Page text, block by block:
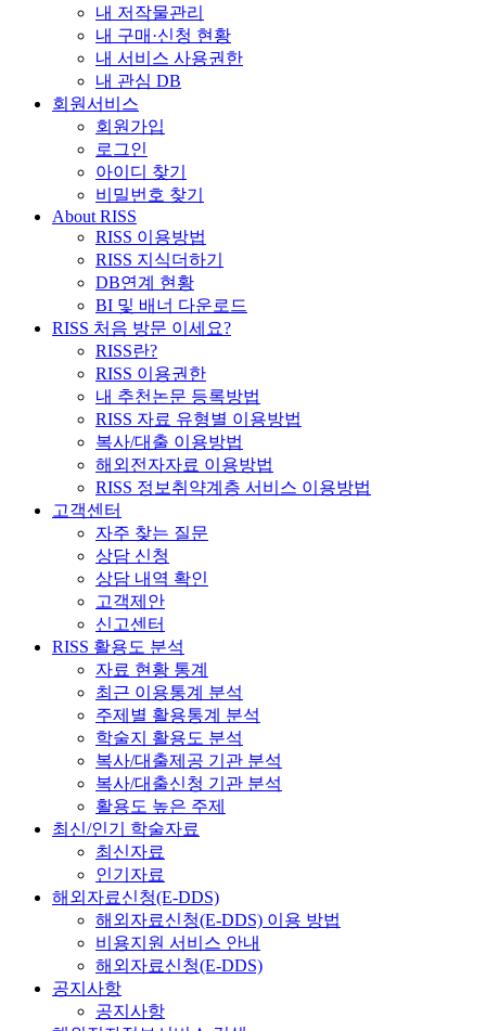
내 저작물관리
내 구매·신청 현황
내 서비스 사용권한
내 관심 DB
회원서비스
회원가입
로그인
아이디 찾기
비밀번호 찾기
About RISS
RISS 이용방법
RISS 지식더하기
DB연계 현황
BI 및 배너 다운로드
RISS 처음 방문 이세요?
RISS란?
RISS 이용권한
내 추천논문 등록방법
RISS 자료 유형별 이용방법
복사/대출 이용방법
해외전자자료 이용방법
RISS 정보취약계층 서비스 이용방법
고객센터
자주 찾는 질문
상담 신청
상담 내역 확인
고객제안
신고센터
RISS 활용도 분석
자료 현황 통계
최근 이용통계 분석
주제별 활용통계 분석
학술지 활용도 분석
복사/대출제공 기관 분석
복사/대출신청 기관 분석
활용도 높은 주제
최신/인기 학술자료
최신자료
인기자료
해외자료신청(E-DDS)
해외자료신청(E-DDS) 이용 방법
비용지원 서비스 안내
해외자료신청(E-DDS)
공지사항
공지사항